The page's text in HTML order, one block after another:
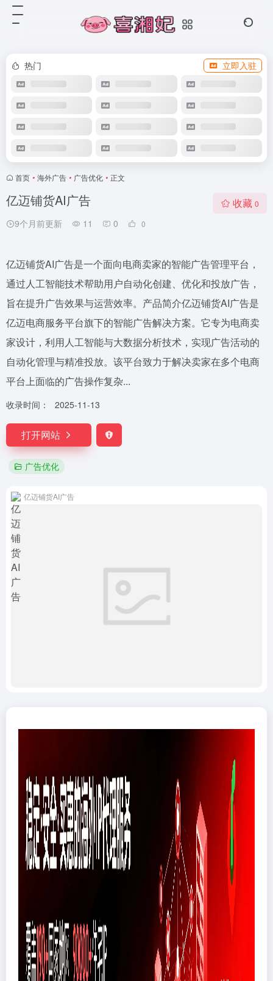
热门 立即入驻
首页 • 海外广告 • 广告优化 • 正文
亿迈铺货AI广告
9个月前更新 11 0 0
收藏 0
亿迈铺货AI广告是一个面向电商卖家的智能广告管理平台，
通过人工智能技术帮助用户自动化创建、优化和投放广告，
旨在提升广告效果与运营效率。产品简介亿迈铺货AI广告是
亿迈电商服务平台旗下的智能广告解决方案。它专为电商卖
家设计，利用人工智能与大数据分析技术，实现广告活动的
自动化管理与精准投放。该平台致力于解决卖家在多个电商
平台上面临的广告操作复杂...
收录时间： 2025-11-13
打开网站
广告优化
亿迈铺货AI广告